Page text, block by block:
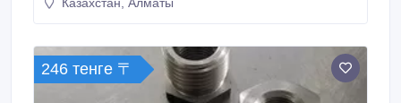
246 тенге 〒